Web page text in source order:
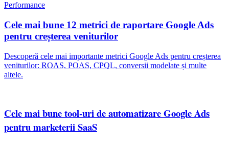
Performance
Cele mai bune 12 metrici de raportare Google Ads
pentru creșterea veniturilor
Descoperă cele mai importante metrici Google Ads pentru creșterea
veniturilor: ROAS, POAS, CPQL, conversii modelate și multe
altele.
Cele mai bune tool-uri de automatizare Google Ads
pentru marketerii SaaS